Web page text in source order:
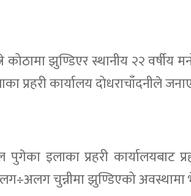
झुण्डिएर स्थानीय २२ वर्षीय
प्रहरी कार्यालय दोधराचाँदनीले
इलाका प्रहरी कार्यालयबाट
चुन्नीमा झुण्डिएको अवस्थामा